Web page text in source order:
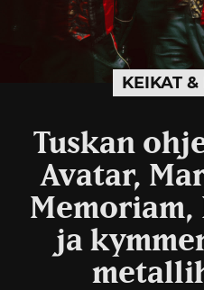
KEIKAT &
Tuskan
Avatar,
Memoriam,
ja